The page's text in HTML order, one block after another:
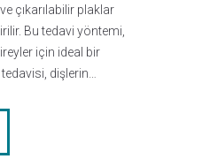
çıkarılabilir plaklar
Bu tedavi yöntemi,
için ideal bir
dişlerin…